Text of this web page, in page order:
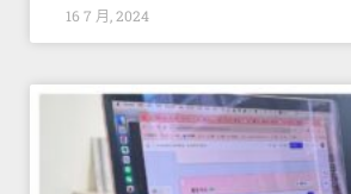
16 7 月, 2024